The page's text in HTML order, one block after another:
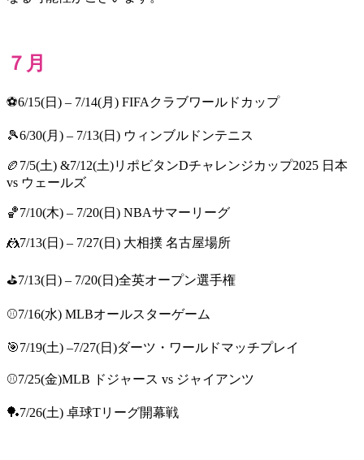
７月
⚽6/15(日) – 7/14(月) FIFAクラブワールドカップ
🎾6/30(月) – 7/13(日) ウィンブルドンテニス
🏉7/5(土) &7/12(土)リポビタンDチャレンジカップ2025 日本
vs ウェールズ
🏀7/10(木) – 7/20(日) NBAサマーリーグ
🤼7/13(日) – 7/27(日) 大相撲 名古屋場所
⛳7/13(日) – 7/20(日)全英オープン選手権
⚾7/16(水) MLBオールスターゲーム
🎯7/19(土) –7/27(日)ダーツ・ワールドマッチプレイ
⚾7/25(金)MLB ドジャース vs ジャイアンツ
🏓7/26(土) 卓球Tリーグ開幕戦